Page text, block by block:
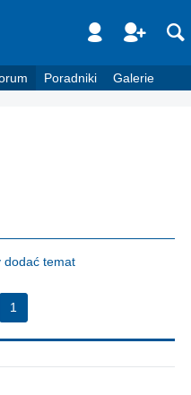
Poradniki Galerie
dodać temat
1